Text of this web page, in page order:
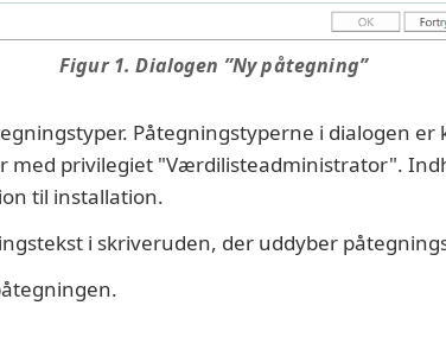
Figur 1. Dialogen ”Ny påtegning”
Påtegningstyperne i dialogen er
med privilegiet "Værdilisteadministrator".
til installation.
i skriveruden, der uddyber